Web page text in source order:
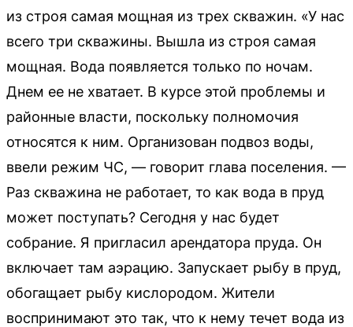
из строя самая мощная из трех скважин. «У нас
всего три скважины. Вышла из строя самая
мощная. Вода появляется только по ночам.
Днем ее не хватает. В курсе этой проблемы и
районные власти, поскольку полномочия
относятся к ним. Организован подвоз воды,
ввели режим ЧС, — говорит глава поселения. —
Раз скважина не работает, то как вода в пруд
может поступать? Сегодня у нас будет
собрание. Я пригласил арендатора пруда. Он
включает там аэрацию. Запускает рыбу в пруд,
обогащает рыбу кислородом. Жители
воспринимают это так, что к нему течет вода из